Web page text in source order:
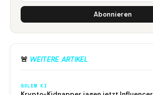
Abonnieren
🚨 WEITERE ARTIKEL
GOLEM KI